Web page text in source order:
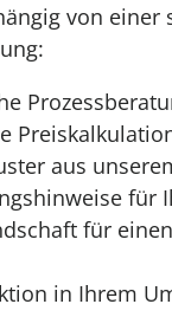
von einer
aus
für
für
in Ihrem